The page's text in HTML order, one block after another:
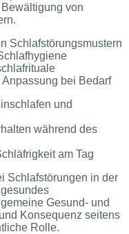
von
Schlafstörungsmustern
bei Bedarf
und
während des
am Tag
Schlafstörungen in der
Gesund- und
Konsequenz seitens
Rolle.